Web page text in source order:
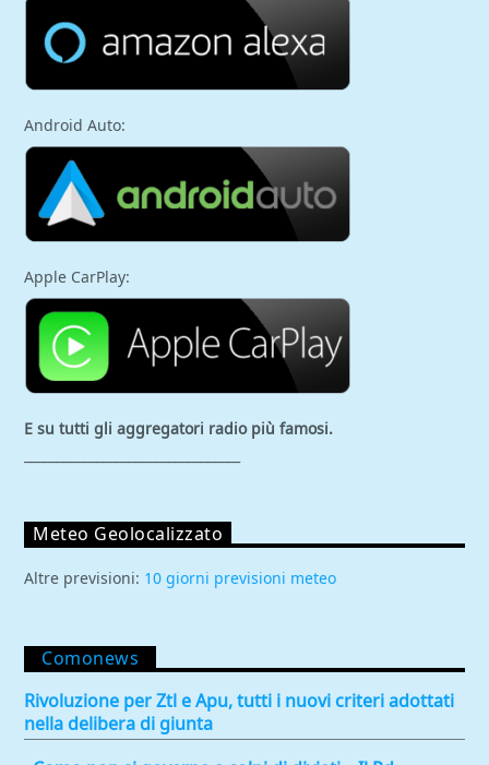
Android Auto:
Apple CarPlay:
E su tutti gli aggregatori radio più famosi.
Meteo Geolocalizzato
Altre previsioni: 10 giorni previsioni meteo
Comonews
Rivoluzione per Ztl e Apu, tutti i nuovi criteri adottati
nella delibera di giunta